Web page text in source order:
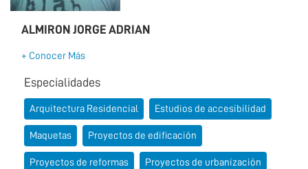
ALMIRON JORGE ADRIAN
+ Conocer Más
Especialidades
Arquitectura Residencial Estudios de accesibilidad
Maquetas Proyectos de edificación
Proyectos de reformas Proyectos de urbanización